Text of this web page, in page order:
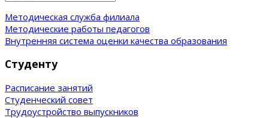
Методическая служба филиала
Методические работы педагогов
Внутренняя система оценки качества образования
Студенту
Расписание занятий
Студенческий совет
Трудоустройство выпускников